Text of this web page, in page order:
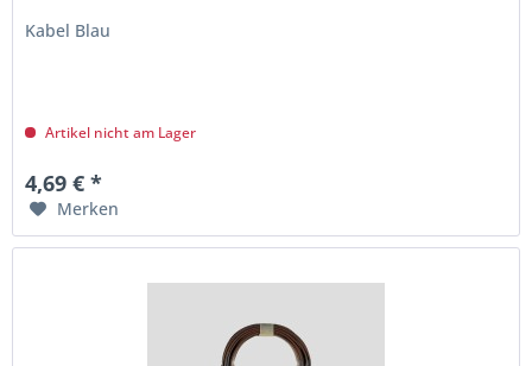
Kabel Blau
Artikel nicht am Lager
4,69 € *
Merken